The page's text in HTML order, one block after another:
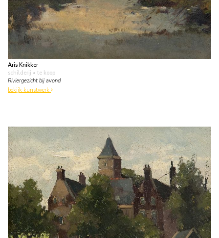
Aris Knikker
schilderij • te koop
Riviergezicht bij avond
bekijk kunstwerk